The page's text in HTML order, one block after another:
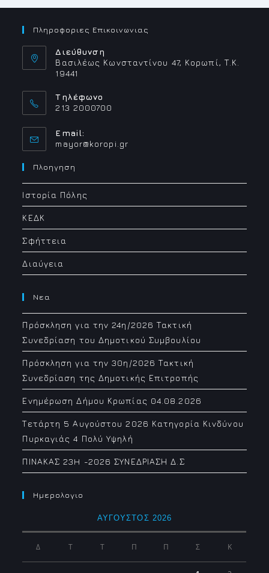
Πληροφοριες Επικοινωνιας
Διεύθυνση
Βασιλέως Κωνσταντίνου 47, Κορωπί, Τ.Κ.
19441
Τηλέφωνο
213 2000700
Email:
mayor@koropi.grOpens
Πλοηγηση
Ιστορία Πόλης
ΚΕΔΚ
Σφήττεια
Διαύγεια
Νεα
Πρόσκληση για την 24η/2026 Τακτική
Συνεδρίαση του Δημοτικού Συμβουλίου
Πρόσκληση για την 30η/2026 Τακτική
Συνεδρίαση της Δημοτικής Επιτροπής
Ενημέρωση Δήμου Κρωπίας 04.08.2026
Τετάρτη 5 Αυγούστου 2026 Κατηγορία Κινδύνου
Πυρκαγιάς 4 Πολύ Υψηλή
ΠΙΝΑΚΑΣ 23H -2026 ΣΥΝΕΔΡΙΑΣΗ Δ.Σ
Ημερολογιο
ΑΎΓΟΥΣΤΟΣ 2026
Δ Τ Τ Π Π Σ Κ